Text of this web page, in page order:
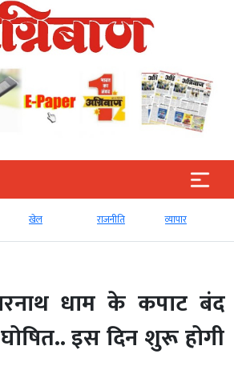
खेल राजनीति व्‍यापार
धाम के कपाट बंद
इस दिन शुरू होगी